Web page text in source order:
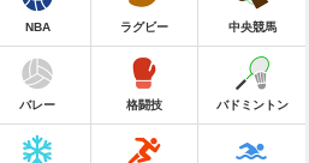
NBA ラグビー 中央競馬
バレー 格闘技 バドミントン